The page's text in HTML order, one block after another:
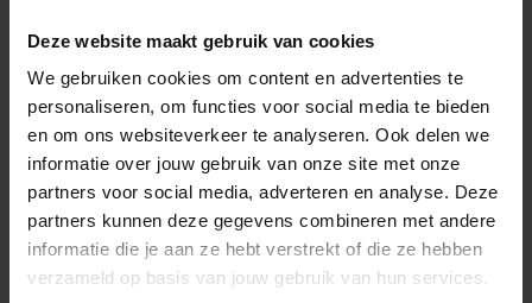
Deze website maakt gebruik van cookies
We gebruiken cookies om content en advertenties te
personaliseren, om functies voor social media te bieden
en om ons websiteverkeer te analyseren. Ook delen we
informatie over jouw gebruik van onze site met onze
partners voor social media, adverteren en analyse. Deze
partners kunnen deze gegevens combineren met andere
informatie die je aan ze hebt verstrekt of die ze hebben
verzameld op basis van jouw gebruik van hun services.
plaats.
Geen spookbestellingen omdat QR-codes
uniek zijn per openstaande order.